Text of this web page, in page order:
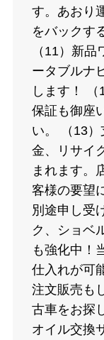
す。あおり
をバックす
（11）新
ータブルナ
します！ （
保証も御座
い。 （13
金、リサイ
まれます。
客様の要望
別途申し受
ク、ショベ
も強化中！
仕入れが可
注文販売も
古車をお探
オイル交換